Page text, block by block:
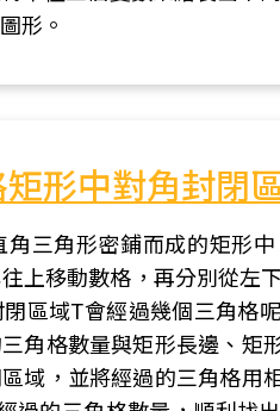
形。
形中對角封閉
三角形密鋪而成的矩形
上移動數格，再分別從左
區域T會經過幾個三角格
角格數量與矩形長邊、矩
域，並將經過的三角格用